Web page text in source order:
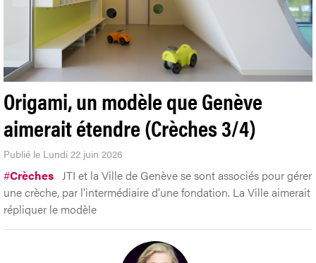
Origami, un modèle que Genève
aimerait étendre (Crèches 3/4)
Publié le Lundi 22 juin 2026
une crèche, par l'intermédiaire d'une fondation. La Ville aimerait